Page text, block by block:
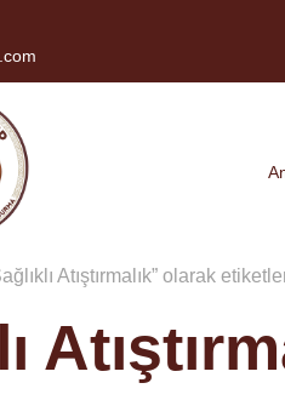
Atıştırmalık” olarak